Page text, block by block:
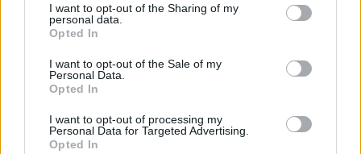
not limited to your visit or usage behaviour. You may click to
grant or deny consent to Google and its third-party tags to
use your data for below specified purposes in below Google
consent section.
I want to opt-out of the Sharing of my
personal data.
Opted In
I want to opt-out of the Sale of my
Personal Data.
Opted In
I want to opt-out of processing my
Personal Data for Targeted Advertising.
Opted In
εμπορικών τους συναλλαγών. Με λιγότερο από
έναν χρόνο να απομένει μέχρι τις προεδρικές
εκλογές τα ποσοστά δημοφιλίας του Ερντογάν είναι
τόσο χαμηλά, όσο ελάχιστες φορές από τότε που
αυτοπεποίθηση στη διεθνή σκηνή μπορεί να
εντυπωσιάζει τους εθνικιστές ψηφοφόρους, αλλά